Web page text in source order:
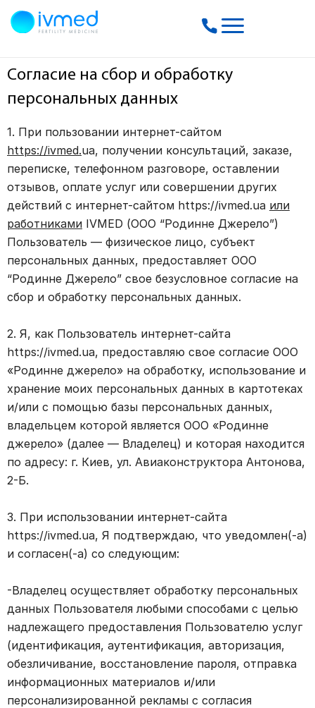
Согласие на сбор и обработку
персональных данных
1. При пользовании интернет-сайтом
https://ivmed.ua, получении консультаций, заказе,
переписке, телефонном разговоре, оставлении
отзывов, оплате услуг или совершении других
действий с интернет-сайтом https://ivmed.ua или
работниками IVMED (ООО “Родинне Джерело”)
Пользователь — физическое лицо, субъект
персональных данных, предоставляет ООО
“Родинне Джерело” свое безусловное согласие на
сбор и обработку персональных данных.
2. Я, как Пользователь интернет-сайта
https://ivmed.ua, предоставляю свое согласие ООО
«Родинне джерело» на обработку, использование и
хранение моих персональных данных в картотеках
и/или с помощью базы персональных данных,
владельцем которой является ООО «Родинне
джерело» (далее — Владелец) и которая находится
по адресу: г. Киев, ул. Авиаконструктора Антонова,
2-Б.
3. При использовании интернет-сайта
https://ivmed.ua, Я подтверждаю, что уведомлен(-а)
и согласен(-а) со следующим:
-Владелец осуществляет обработку персональных
данных Пользователя любыми способами с целью
надлежащего предоставления Пользователю услуг
(идентификация, аутентификация, авторизация,
обезличивание, восстановление пароля, отправка
информационных материалов и/или
персонализированной рекламы с согласия